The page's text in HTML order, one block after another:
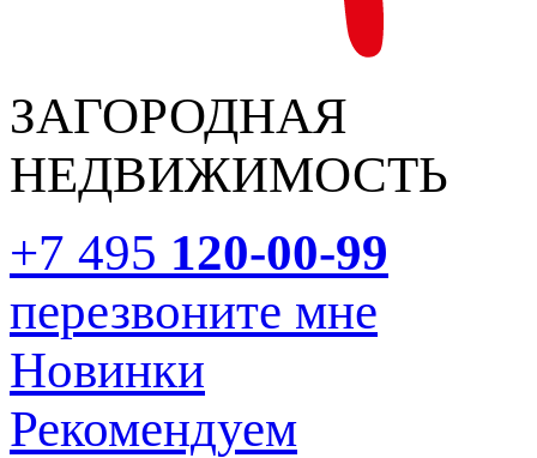
ЗАГОРОДНАЯ
НЕДВИЖИМОСТЬ
+7 495 120-00-99
перезвоните мне
Новинки
Рекомендуем